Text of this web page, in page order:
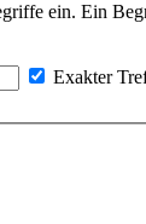
ein. Ein
Exakter